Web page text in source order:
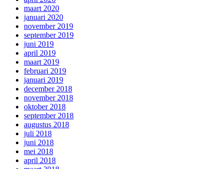
maart 2020
januari 2020
november 2019
september 2019
juni 2019
april 2019
maart 2019
februari 2019
januari 2019
december 2018
november 2018
oktober 2018
september 2018
augustus 2018
juli 2018
juni 2018
mei 2018
april 2018